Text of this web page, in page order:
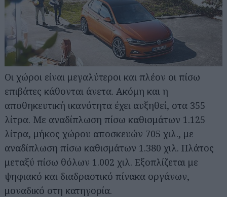
Οι χώροι είναι μεγαλύτεροι και πλέον οι πίσω
επιβάτες κάθονται άνετα. Ακόμη και η
αποθηκευτική ικανότητα έχει αυξηθεί, στα 355
λίτρα. Mε αναδίπλωση πίσω καθισμάτων 1.125
λίτρα, μήκος χώρου αποσκευών 705 χιλ., με
αναδίπλωση πίσω καθισμάτων 1.380 χιλ. Πλάτος
μεταξύ πίσω θόλων 1.002 χιλ. Εξοπλίζεται με
ψηφιακό και διαδραστικό πίνακα οργάνων,
μοναδικό στη κατηγορία.